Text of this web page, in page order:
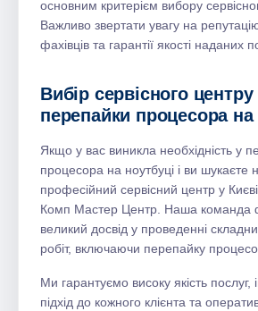
основним критерієм вибору
Важливо звертати увагу на
фахівців та гарантії якості наданих
Вибір сервісного
перепайки процесора на
Якщо у вас виникла необхідність у
процесора на ноутбуці і ви шукаєте
професійний сервісний центр у
Комп Мастер Центр. Наша команда
великий досвід у проведенні
робіт, включаючи перепайку
Ми гарантуємо високу якість послуг,
підхід до кожного клієнта та